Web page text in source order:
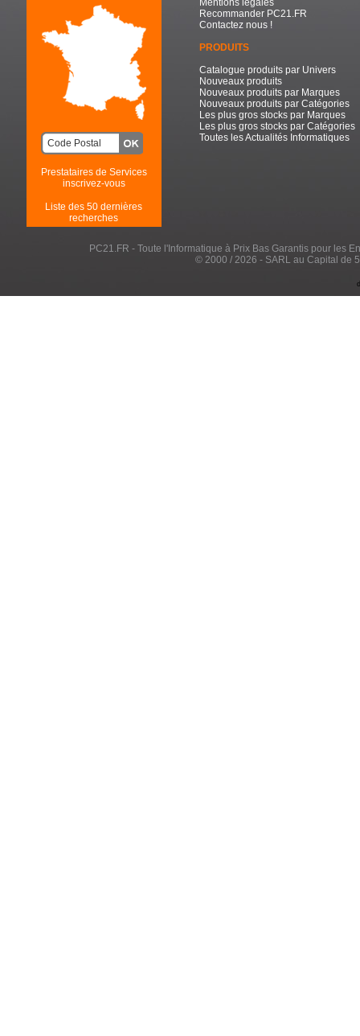
Prestataires de Services
inscrivez-vous
Liste des 50 dernières
recherches
Mentions légales
Recommander PC21.FR
Contactez nous !
PRODUITS
Catalogue produits par Univers
Nouveaux produits
Nouveaux produits par Marques
Nouveaux produits par Catégories
Les plus gros stocks par Marques
Les plus gros stocks par Catégories
Toutes les Actualités Informatiques
PC21.FR - Toute l'Informatique à Prix Bas Garantis pour les
© 2000 / 2026 - SARL au Capital de